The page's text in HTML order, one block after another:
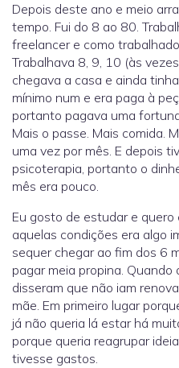
Depois deste ano e meio
tempo. Fui do 8 ao 80.
freelancer e como
Trabalhava 8, 9, 10 (às
chegava a casa e ainda
mínimo num e era paga à
portanto pagava uma
Mais o passe. Mais comida.
uma vez por mês. E depois
psicoterapia, portanto o
mês era pouco.
Eu gosto de estudar e quero
aquelas condições era algo
sequer chegar ao fim dos 6
pagar meia propina.
disseram que não iam
mãe. Em primeiro lugar
já não queria lá estar há
porque queria reagrupar
tivesse gastos.